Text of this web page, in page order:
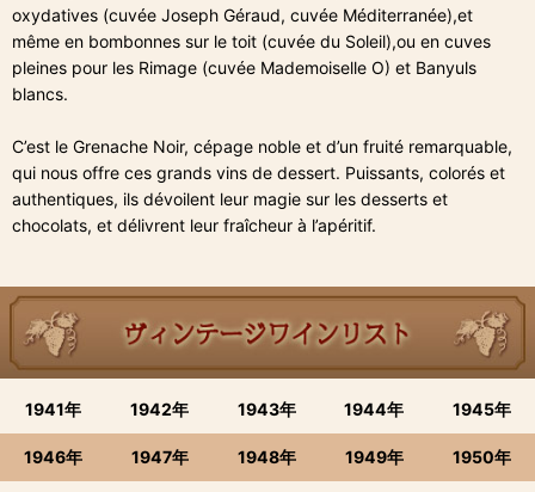
oxydatives (cuvée Joseph Géraud, cuvée Méditerranée),et
même en bombonnes sur le toit (cuvée du Soleil),ou en cuves
pleines pour les Rimage (cuvée Mademoiselle O) et Banyuls
blancs.
C’est le Grenache Noir, cépage noble et d’un fruité remarquable,
qui nous offre ces grands vins de dessert. Puissants, colorés et
authentiques, ils dévoilent leur magie sur les desserts et
chocolats, et délivrent leur fraîcheur à l’apéritif.
1941年 1942年 1943年 1944年 1945年
1946年 1947年 1948年 1949年 1950年